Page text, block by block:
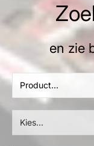
en zie
Product...
Kies...